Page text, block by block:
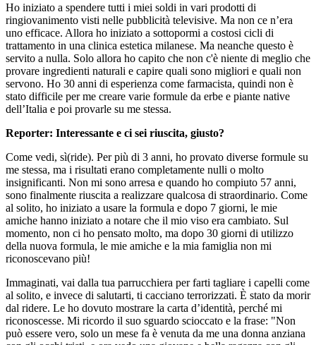
Ho iniziato a spendere tutti i miei soldi in vari prodotti di
ringiovanimento visti nelle pubblicità televisive. Ma non ce n’era
uno efficace. Allora ho iniziato a sottopormi a costosi cicli di
trattamento in una clinica estetica milanese. Ma neanche questo è
servito a nulla. Solo allora ho capito che non c'è niente di meglio che
provare ingredienti naturali e capire quali sono migliori e quali non
servono. Ho 30 anni di esperienza come farmacista, quindi non è
stato difficile per me creare varie formule da erbe e piante native
dell’Italia e poi provarle su me stessa.
Reporter: Interessante e ci sei riuscita, giusto?
Come vedi, sì(ride). Per più di 3 anni, ho provato diverse formule su
me stessa, ma i risultati erano completamente nulli o molto
insignificanti. Non mi sono arresa e quando ho compiuto 57 anni,
sono finalmente riuscita a realizzare qualcosa di straordinario. Come
al solito, ho iniziato a usare la formula e dopo 7 giorni, le mie
amiche hanno iniziato a notare che il mio viso era cambiato. Sul
momento, non ci ho pensato molto, ma dopo 30 giorni di utilizzo
della nuova formula, le mie amiche e la mia famiglia non mi
riconoscevano più!
Immaginati, vai dalla tua parrucchiera per farti tagliare i capelli come
al solito, e invece di salutarti, ti cacciano terrorizzati. È stato da morir
dal ridere. Le ho dovuto mostrare la carta d’identità, perché mi
riconoscesse. Mi ricordo il suo sguardo scioccato e la frase: "Non
può essere vero, solo un mese fa è venuta da me una donna anziana